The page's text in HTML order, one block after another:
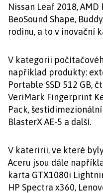
Nissan Leaf 2018,
BeoSound Shape,
rodinu, a to v inovační
V kategorii
například produkty:
Portable SSD 512 GB,
VeriMark Fingerprint
Pack,
BlasterX AE-5 a další.
V kateririi, ve které
Aceru jsou dále
karta GTX1080i
HP Spectra x360,